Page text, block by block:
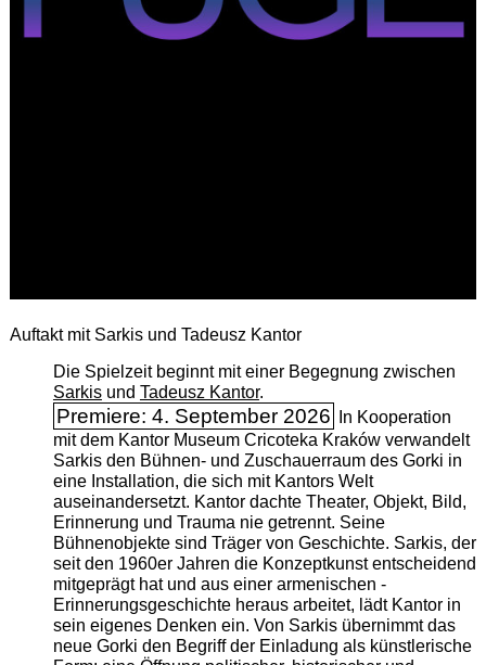
Auftakt mit Sarkis und Tadeusz Kantor
Die Spielzeit beginnt mit einer Begegnung zwischen
Sarkisund Tadeusz Kantor.
Premiere: 4. September 2026
In Kooperation
mit dem Kantor Museum Cricoteka Kraków verwandelt
Sarkis den Bühnen- und Zuschauerraum des Gorki in
eine Installation, die sich mit Kantors Welt
auseinandersetzt. Kantor dachte Theater, Objekt, Bild,
Erinnerung und Trauma nie getrennt. Seine
Bühnenobjekte sind Träger von Geschichte. Sarkis, der
seit den 1960er Jahren die Konzeptkunst entscheidend
mitgeprägt hat und aus einer armenischen ­
Erinnerungsgeschichte heraus arbeitet, lädt Kantor in
sein eigenes Denken ein. Von Sarkis übernimmt das
neue Gorki den Begriff der Einladung als künstlerische